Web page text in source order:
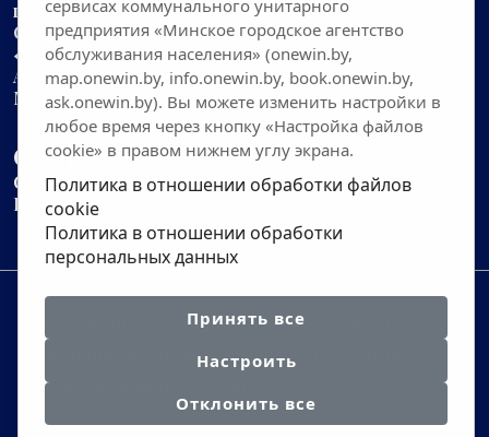
города Минска
Сведения о прохождении документов через службу
«одно окно» города Минска
Анкета оценки работы службы «одно окно» города
Минска
О портале
Статистика посещаемости
Написать письмо администратору
Разработано © 2026 Коммунальное унитарное
предприятие «Минское городское агентство
обслуживания населения»
сервисах коммунального унитарного
предприятия «Минское городское агентство
обслуживания населения» (onewin.by,
map.onewin.by, info.onewin.by, book.onewin.by,
ask.onewin.by). Вы можете изменить настройки в
любое время через кнопку «Настройка файлов
cookie» в правом нижнем углу экрана.
Политика в отношении обработки файлов
cookie
Политика в отношении обработки
персональных данных
Принять все
Настроить
Отклонить все